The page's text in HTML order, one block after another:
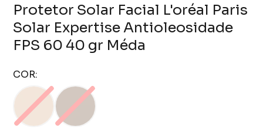
Protetor Solar Facial L'oréal Paris
Solar Expertise Antioleosidade
FPS 60 40 gr Méda
COR: